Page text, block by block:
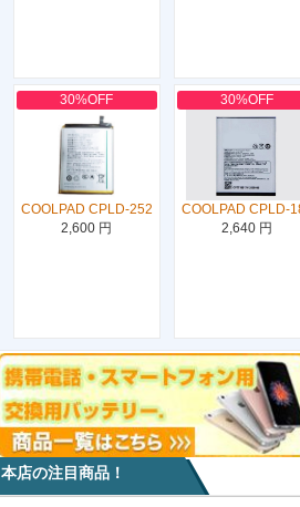
30%OFF
COOLPAD CPLD-252
2,600 円
30%OFF
COOLPAD CPLD-
2,640 円
本店の注目商品！